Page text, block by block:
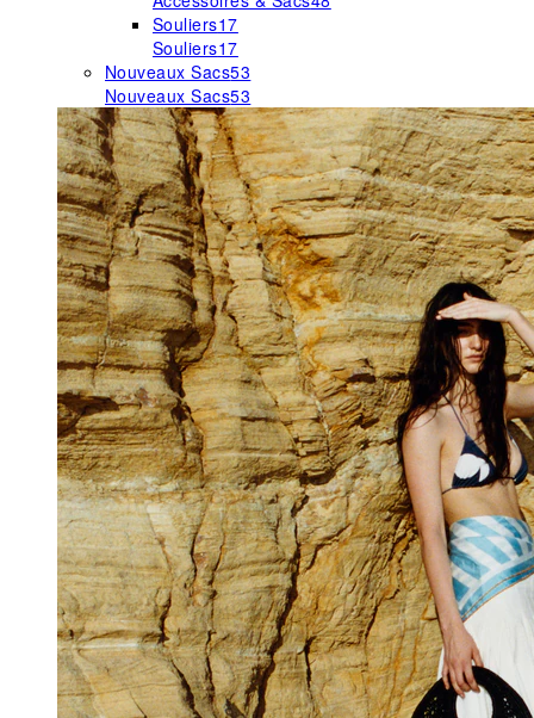
Souliers17
Souliers17
Nouveaux Sacs53
Nouveaux Sacs53